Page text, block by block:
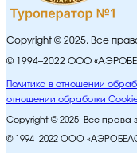
Copyright © 2025. Все
© 1994–2022 ООО
Политика в отношении
отношении обработки
Copyright © 2025. Все права
© 1994–2022 ООО